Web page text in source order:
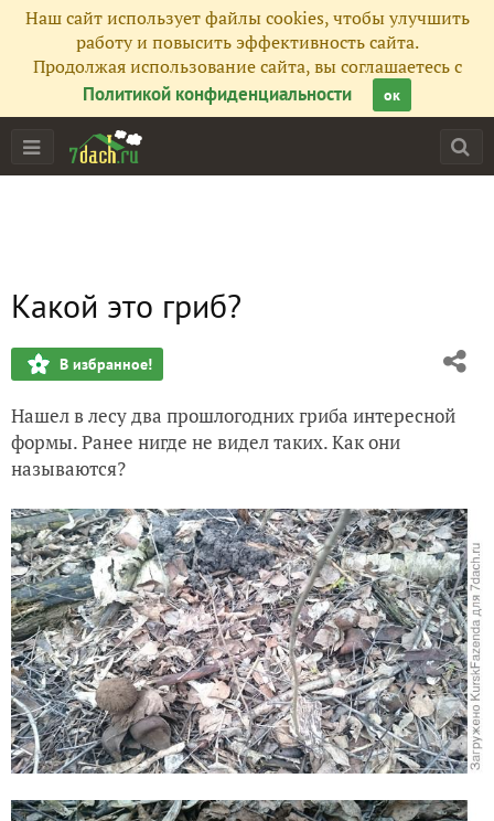
Наш сайт использует файлы cookies, чтобы улучшить
работу и повысить эффективность сайта.
Продолжая использование сайта, вы соглашаетесь с
Политикой конфиденциальности
ок
Какой это гриб?
В избранное!
Нашел в лесу два прошлогодних гриба интересной
формы. Ранее нигде не видел таких. Как они
называются?